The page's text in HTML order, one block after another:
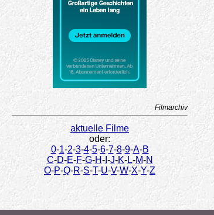
Filmarchiv
aktuelle Filme
oder:
0-1-2-3-4-5-6-7-8-9-A-B
C-D-E-F-G-H-I -J-K-L-M-N
O-P-Q-R-S-T-U-V-W-X-Y-Z